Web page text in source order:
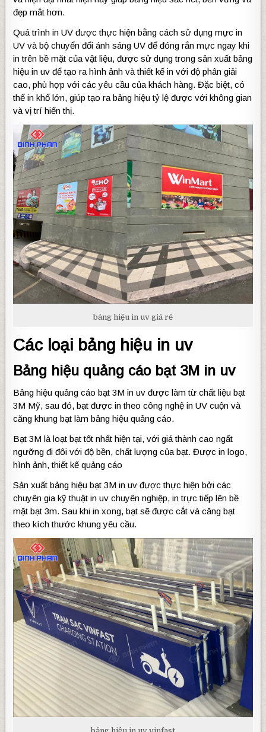
đẹp mắt hơn.
Quá trình in UV được thực hiện bằng cách sử dụng mực in
UV và bộ chuyển đổi ánh sáng UV để đóng rắn mực ngay khi
in trên bề mặt của vật liệu, được sử dụng trong sản xuất bảng
hiệu in uv để tạo ra hình ảnh và thiết kế in với độ phân giải
cao, phù hợp với các yêu cầu của khách hàng. Đặc biệt, có
thể in khổ lớn, giúp tạo ra bảng hiệu tỷ lệ được với không gian
và vị trí hiển thị.
bảng hiệu in uv giá rẻ
Các loại bảng hiệu in uv
Bảng hiệu quảng cáo bạt 3M in uv
Bảng hiệu quảng cáo bạt 3M in uv được làm từ chất liệu bạt
3M Mỹ, sau đó, bạt được in theo công nghệ in UV cuộn và
căng khung bạt làm bảng hiệu quảng cáo.
Bạt 3M là loạt bạt tốt nhất hiện tại, với giá thành cao ngất
ngưỡng đi đôi với độ bền, chất lượng của bạt. Được in logo,
hình ảnh, thiết kế quảng cáo
Sản xuất bảng hiệu bạt 3M in uv được thực hiện bởi các
chuyên gia kỹ thuật in uv chuyên nghiệp, in trực tiếp lên bề
mặt bạt 3m. Sau khi in xong, bạt sẽ được cắt và căng bạt
theo kích thước khung yêu cầu.